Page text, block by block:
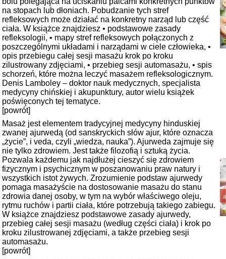
na stopach lub dłoniach. Pobudzanie tych stref
refleksowych może działać na konkretny narząd lub część
ciała. W książce znajdziesz • podstawowe zasady
refleksologii, • mapy stref refleksowych połączonych z
poszczególnymi układami i narządami w ciele człowieka, •
opis przebiegu całej sesji masażu krok po kroku
zilustrowany zdjęciami, • przebieg sesji automasażu, • spis
schorzeń, które można leczyć masażem refleksologicznym.
Denis Lamboley – doktor nauk medycznych, specjalista
medycyny chińskiej i akupunktury, autor wielu książek
poświęconych tej tematyce.
[powrót]
Masaż jest elementem tradycyjnej medycyny hinduskiej
zwanej ajurwedą (od sanskryckich słów ajur, które oznacza
„życie”, i veda, czyli „wiedza, nauka”). Ajurweda zajmuje się
nie tylko zdrowiem. Jest także filozofią i sztuką życia.
Pozwala każdemu jak najdłużej cieszyć się zdrowiem
fizycznym i psychicznym w poszanowaniu praw natury i
wszystkich istot żywych. Zrozumienie podstaw ajurwedy
pomaga masażyście na dostosowanie masażu do stanu
zdrowia danej osoby, w tym na wybór właściwego oleju,
rytmu ruchów i partii ciała, które potrzebują takiego zabiegu.
W książce znajdziesz podstawowe zasady ajurwedy,
przebieg całej sesji masażu (według części ciała) i krok po
kroku zilustrowanej zdjęciami, a także przebieg sesji
automasażu.
[powrót]